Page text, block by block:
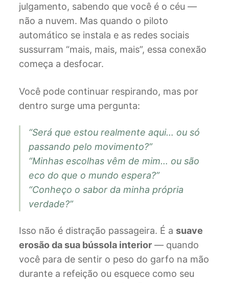
julgamento, sabendo que você é o céu —
não a nuvem. Mas quando o piloto
automático se instala e as redes sociais
sussurram “mais, mais, mais”, essa conexão
começa a desfocar.
Você pode continuar respirando, mas por
dentro surge uma pergunta:
“Será que estou realmente aqui… ou só
passando pelo movimento?”
“Minhas escolhas vêm de mim… ou são
eco do que o mundo espera?”
“Conheço o sabor da minha própria
verdade?”
Isso não é distração passageira. É a suave
erosão da sua bússola interior— quando
você para de sentir o peso do garfo na mão
durante a refeição ou esquece como seu